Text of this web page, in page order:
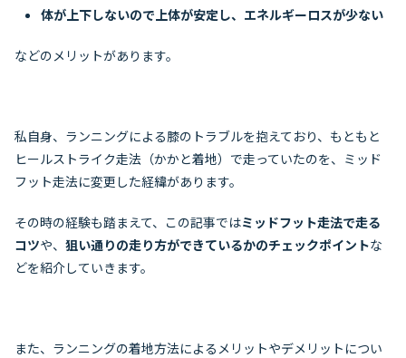
体が上下しないので上体が安定し、エネルギーロスが少ない
などのメリットがあります。
私自身、ランニングによる膝のトラブルを抱えており、もともと
ヒールストライク走法（かかと着地）で走っていたのを、ミッド
フット走法に変更した経緯があります。
その時の経験も踏まえて、この記事ではミッドフット走法で走る
コツや、 狙い通りの走り方ができているかのチェックポイントな
どを紹介していきます。
また、ランニングの着地方法によるメリットやデメリットについ